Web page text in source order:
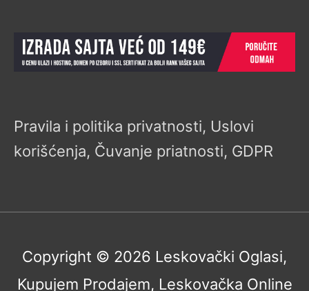
Pravila i politika privatnosti, Uslovi
korišćenja, Čuvanje priatnosti, GDPR
Copyright © 2026 Leskovački Oglasi,
Kupujem Prodajem, Leskovačka Online